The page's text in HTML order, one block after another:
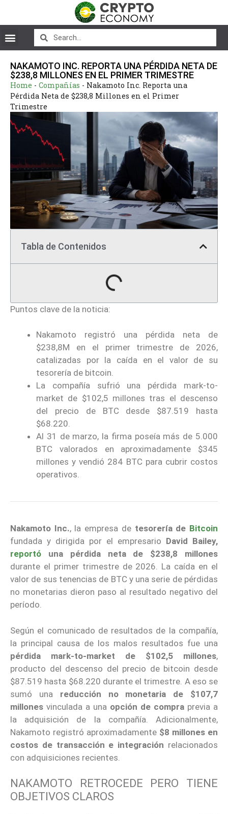
NAKAMOTO INC. REPORTA UNA PÉRDIDA NETA DE
$238,8 MILLONES EN EL PRIMER TRIMESTRE
Home - Compañías - Nakamoto Inc. Reporta una
Pérdida Neta de $238,8 Millones en el Primer
Trimestre
Tabla de Contenidos
Puntos clave de la noticia:
Nakamoto registró una pérdida neta de
$238,8M en el primer trimestre de 2026,
catalizadas por la caída en el valor de su
tesorería de bitcoin.
La compañía sufrió una pérdida mark-to-
market de $102,5 millones tras el descenso
del precio de BTC desde $87.519 hasta
$68.220.
Al 31 de marzo, la firma poseía más de 5.000
BTC valorados en aproximadamente $345
millones y vendió 284 BTC para cubrir costos
operativos.
Nakamoto Inc., la empresa de tesorería de Bitcoin
fundada y dirigida por el empresario David Bailey,
reportó una pérdida neta de $238,8 millones
durante el primer trimestre de 2026. La caída en el
valor de sus tenencias de BTC y una serie de pérdidas
no monetarias dieron paso al resultado negativo del
período.
Según el comunicado de resultados de la compañía,
la principal causa de los malos resultados fue una
pérdida mark-to-market de $102,5 millones,
producto del descenso del precio de bitcoin desde
$87.519 hasta $68.220 durante el trimestre. A eso se
sumó una reducción no monetaria de $107,7
millones vinculada a una opción de compra previa a
la adquisición de la compañía. Adicionalmente,
Nakamoto registró aproximadamente $8 millones en
costos de transacción e integración relacionados
con adquisiciones recientes.
NAKAMOTO RETROCEDE PERO TIENE
OBJETIVOS CLAROS